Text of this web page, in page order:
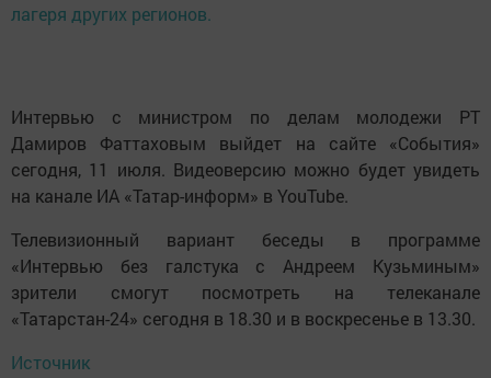
лагеря других регионов.
Интервью с министром по делам молодежи РТ
Дамиров Фаттаховым выйдет на сайте «События»
сегодня, 11 июля. Видеоверсию можно будет увидеть
на канале ИА «Татар-информ» в YouTube.
Телевизионный вариант беседы в программе
«Интервью без галстука с Андреем Кузьминым»
зрители смогут посмотреть на телеканале
«Татарстан-24» сегодня в 18.30 и в воскресенье в 13.30.
Источник